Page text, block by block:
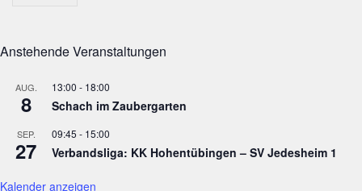
Anstehende Veranstaltungen
AUG.
8
13:00 - 18:00
Schach im Zaubergarten
SEP.
27
09:45 - 15:00
Verbandsliga: KK Hohentübingen – SV Jedesheim 1
Kalender anzeigen